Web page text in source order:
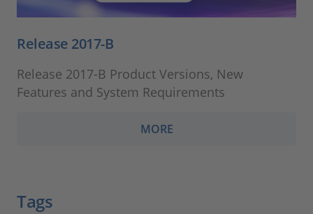
Release 2017-B
Release 2017-B Product Versions, New
Features and System Requirements
MORE
Tags